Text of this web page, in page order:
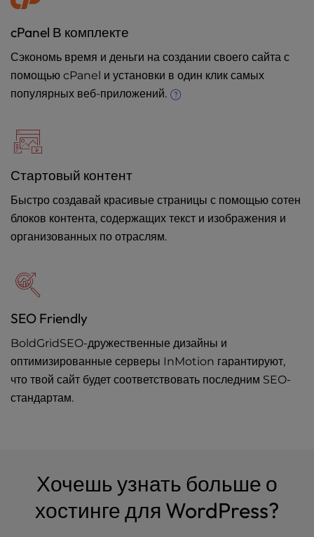
cPanel В комплекте
Сэкономь время и деньги на создании своего сайта с
помощью cPanel и установки в один клик самых
популярных веб-приложений.
Стартовый контент
Быстро создавай красивые страницы с помощью сотен
блоков контента, содержащих текст и изображения и
организованных по отраслям.
SEO Friendly
BoldGridSEO-дружественные дизайны и
оптимизированные серверы InMotion гарантируют,
что твой сайт будет соответствовать последним SEO-
стандартам.
Хочешь узнать больше о
хостинге для WordPress?